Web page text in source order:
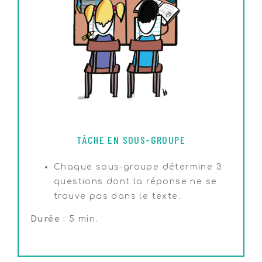
TÂCHE EN SOUS-GROUPE
Chaque sous-groupe détermine 3
questions dont la réponse ne se
trouve pas dans le texte.
Durée : 5 min.